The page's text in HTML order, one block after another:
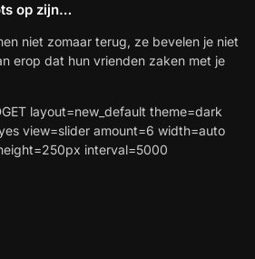
op zijn…
niet zomaar terug, ze bevelen je niet
erop dat hun vrienden zaken met je
layout=new_default theme=dark
view=slider amount=6 width=auto
interval=5000